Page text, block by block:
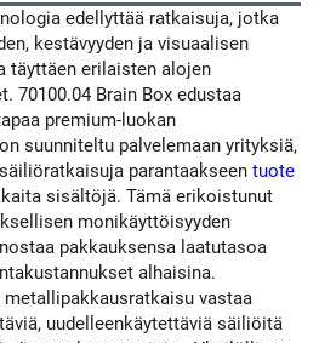
edellyttää ratkaisuja, jotka
kestävyyden ja visuaalisen
täyttäen erilaisten alojen
70100.04 Brain Box edustaa
premium-luokan
suunniteltu palvelemaan yrityksiä,
parantaakseen tuote
sisältöjä. Tämä erikoistunut
monikäyttöisyyden
pakkauksensa laatutasoa
alhaisina.
vastaa
uudelleenkäytettäviä säiliöitä